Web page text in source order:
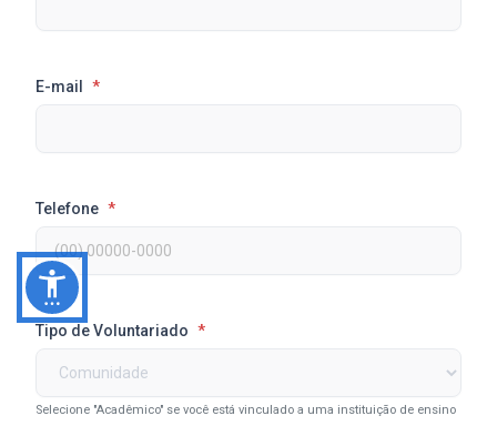
E-mail *
Telefone *
Tipo de Voluntariado *
Selecione "Acadêmico" se você está vinculado a uma instituição de ensino